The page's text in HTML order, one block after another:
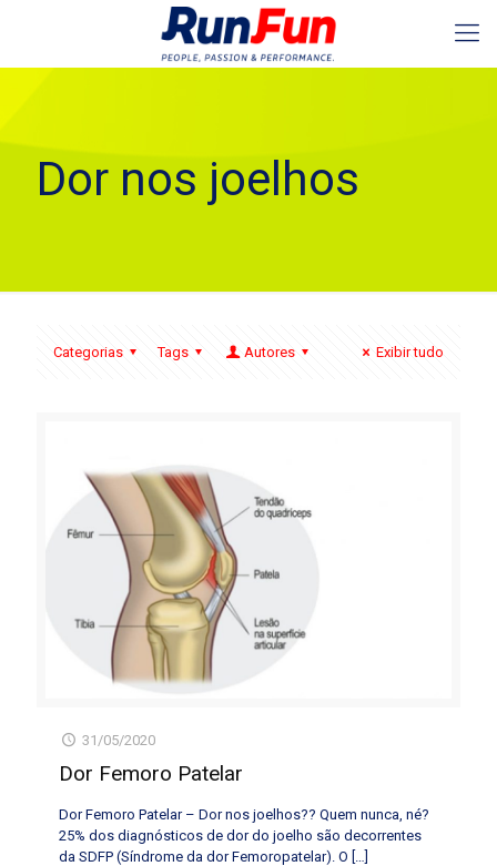
Dor nos joelhos
Categorias Tags Autores Exibir tudo
31/05/2020
Dor Femoro Patelar
Dor Femoro Patelar – Dor nos joelhos?? Quem nunca, né?
25% dos diagnósticos de dor do joelho são decorrentes
da SDFP (Síndrome da dor Femoropatelar). O